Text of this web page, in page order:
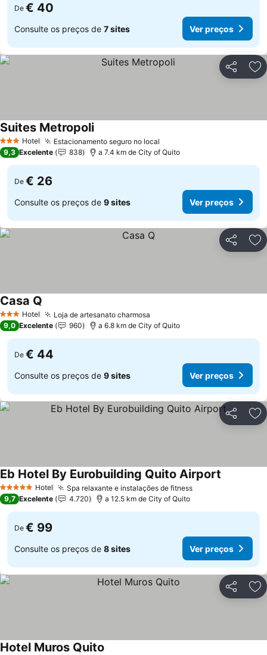
De € 40
Consulte os preços de 7 sites Ver preços
Partilhar
3 EstrelasHotel Estacionamento seguro no local
Suites MetropoliVer preços
9,3 Excelente 838 a 7.4 km de City of Quito
De € 26
Consulte os preços de 9 sites Ver preços
Partilhar
3 EstrelasHotel Loja de artesanato charmosa
Casa Q
9,0 Excelente 960 a 6.8 km de City of Quito
De € 44
Consulte os preços de 9 sites Ver preços
Partilhar
5 Estrelas Hotel Spa relaxante e instalações de fitnessVer preços
Eb Hotel By Eurobuilding Quito Airport
9,7 Excelente 4.720 a 12.5 km de City of Quito
De € 99
Consulte os preços de 8 sites Ver preços
Partilhar
Hotel Muros Quito